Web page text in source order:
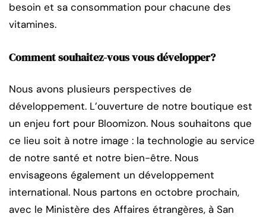
besoin et sa consommation pour chacune des
vitamines.
Comment souhaitez-vous vous développer?
Nous avons plusieurs perspectives de
développement. L’ouverture de notre boutique est
un enjeu fort pour Bloomizon. Nous souhaitons que
ce lieu soit à notre image : la technologie au service
de notre santé et notre bien-être. Nous
envisageons également un développement
international. Nous partons en octobre prochain,
avec le Ministère des Affaires étrangères, à San